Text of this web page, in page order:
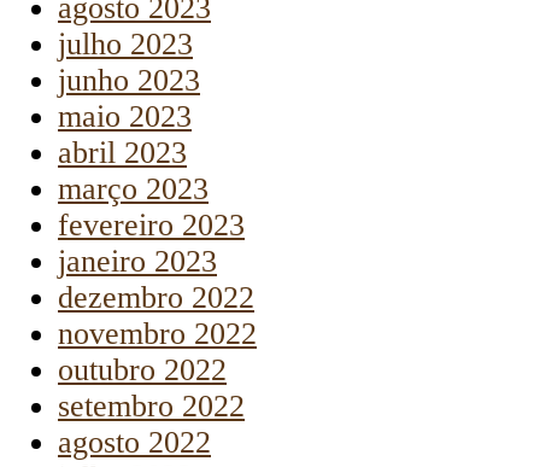
agosto 2023
julho 2023
junho 2023
maio 2023
abril 2023
março 2023
fevereiro 2023
janeiro 2023
dezembro 2022
novembro 2022
outubro 2022
setembro 2022
agosto 2022